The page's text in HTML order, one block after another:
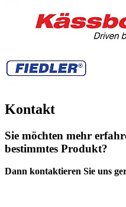
Kontakt
Sie möchten mehr
bestimmtes Produkt?
Dann kontaktieren Sie uns